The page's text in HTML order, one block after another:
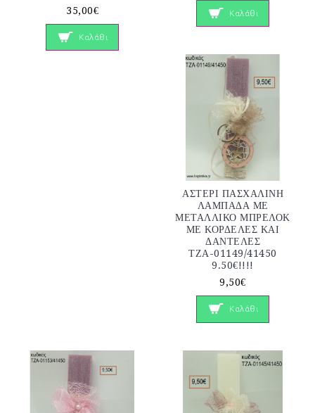
35,00€
Καλάθι
Καλάθι
ΑΣΤΕΡΙ ΠΑΣΧΑΛΙΝΗ
ΛΑΜΠΑΔΑ ΜΕ
ΜΕΤΑΛΛΙΚΟ ΜΠΡΕΛΟΚ
ΜΕ ΚΟΡΔΕΛΕΣ ΚΑΙ
ΔΑΝΤΕΛΕΣ
ΤΖΑ-01149/41450
9.50€!!!!
9,50€
Καλάθι